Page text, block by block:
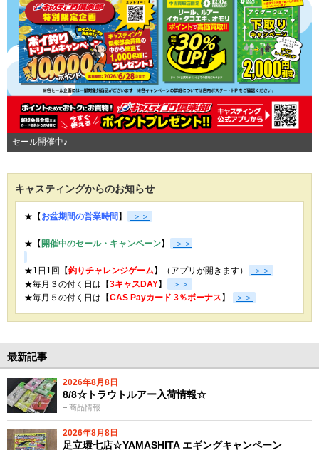
セール開催中♪
キャスティングからのお知らせ
★【 お盆期間の営業時間 】 ＞＞
★【 開催中のセール・キャンペーン】 ＞＞
★1日1回【釣りチャレンジゲーム】（アプリが開きます）
＞＞
★毎月３の付く日は【3キャスDAY】
＞＞
★毎月５の付く日は【CAS Payカード 3％ボーナス 】 ＞＞
最新記事
2026年8月8日
商品情報
8/8☆トラウトルアー入荷情報☆
2026年8月8日
足立環七店☆YAMASHITA エギングキャンペーン